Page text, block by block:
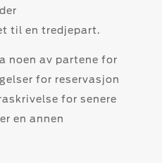
til en tredjepart.
noen av partene for
for reservasjon
for senere
en annen